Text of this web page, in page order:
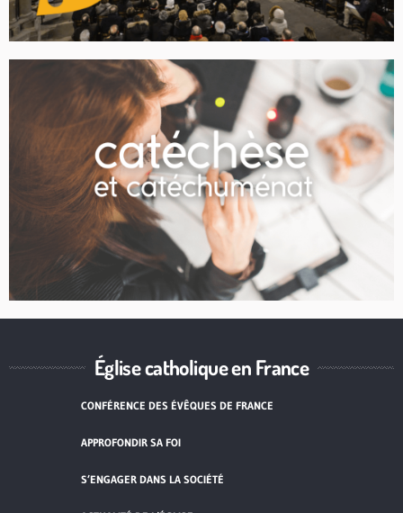
Église catholique en France
CONFÉRENCE DES ÉVÊQUES DE FRANCE
APPROFONDIR SA FOI
S’ENGAGER DANS LA SOCIÉTÉ